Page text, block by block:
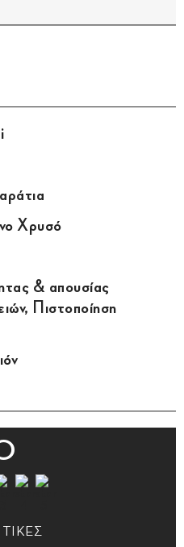
Χρυσό
& απουσίας
Πιστοποίηση